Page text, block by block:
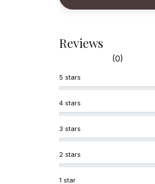
Reviews
(0)
1 star
2 stars
3 stars
4 stars
5 stars